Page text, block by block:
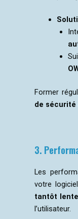
Former
de
3.
Les
votre
tantôt
l’utilisateur.